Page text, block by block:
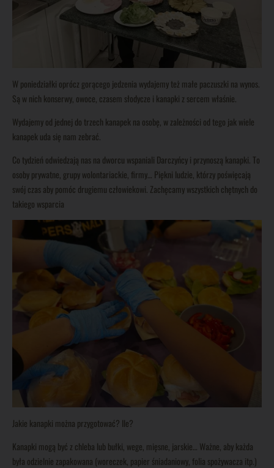
W poniedziałki oprócz gorącego jedzenia wydajemy też małe paczuszki na wynos.
Są w nich konserwy, owoce, czasem słodycze i kanapki z sercem właśnie.
Wydajemy od jednej do trzech kanapek na osobę, w zależności od tego jak wiele
kanapek uda się nam zebrać.
Co tydzień odwiedzają nas na dworcu wspaniali Darczyńcy i przynoszą kanapki. To
osoby prywatne, grupy wolontariackie, firmy… Piękni ludzie, którzy poświęcają
swój czas aby pomóc drugiemu człowiekowi. Zachęcamy wszystkich chętnych do
takiego wsparcia
Jakie kanapki można przygotować? Ile?
Kanapki mogą być z chleba lub bułki, wege, mięsne, jarskie… Ważne, aby każda
była odzielnie zapakowana (woreczek, papier śniadaniowy, folia spożywacza itp.)